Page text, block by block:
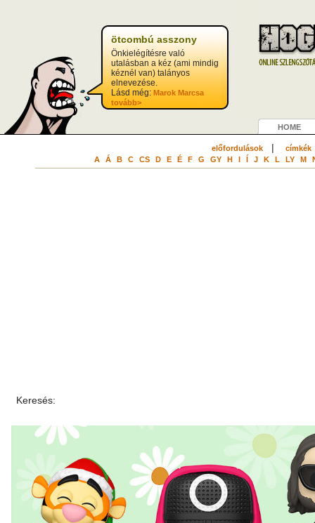
ötcombú asszony
Önkielégítésre való
utalásban a kéz (ami mindig
kéznél van) talányos
elnevezése.
Lásd még: Marok Marcsa
tovább>
HOME
előfordulások| címkék
A Á B C CS D E É F G GY H I Í J K L LY M
Keresés: